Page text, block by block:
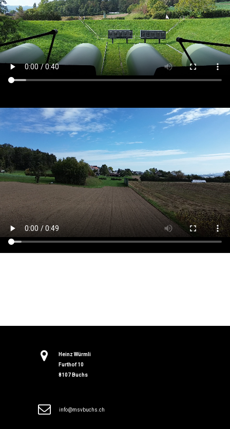

Heinz Würmli
Furthof 10
8107 Buchs
info@msvbuchs.ch
